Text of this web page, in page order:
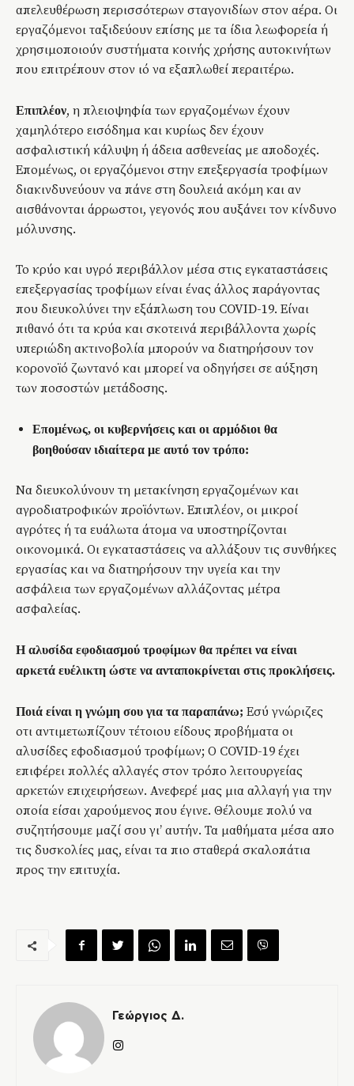
απελευθέρωση περισσότερων σταγονιδίων στον αέρα. Οι
εργαζόμενοι ταξιδεύουν επίσης με τα ίδια λεωφορεία ή
χρησιμοποιούν συστήματα κοινής χρήσης αυτοκινήτων
που επιτρέπουν στον ιό να εξαπλωθεί περαιτέρω.
Επιπλέον, η πλειοψηφία των εργαζομένων έχουν
χαμηλότερο εισόδημα και κυρίως δεν έχουν
ασφαλιστική κάλυψη ή άδεια ασθενείας με αποδοχές.
Επομένως, οι εργαζόμενοι στην επεξεργασία τροφίμων
διακινδυνεύουν να πάνε στη δουλειά ακόμη και αν
αισθάνονται άρρωστοι, γεγονός που αυξάνει τον κίνδυνο
μόλυνσης.
Το κρύο και υγρό περιβάλλον μέσα στις εγκαταστάσεις
επεξεργασίας τροφίμων είναι ένας άλλος παράγοντας
που διευκολύνει την εξάπλωση του COVID-19. Είναι
πιθανό ότι τα κρύα και σκοτεινά περιβάλλοντα χωρίς
υπεριώδη ακτινοβολία μπορούν να διατηρήσουν τον
κορονοϊό ζωντανό και μπορεί να οδηγήσει σε αύξηση
των ποσοστών μετάδοσης.
Επομένως, οι κυβερνήσεις και οι αρμόδιοι θα
βοηθούσαν ιδιαίτερα με αυτό τον τρόπο:
Να διευκολύνουν τη μετακίνηση εργαζομένων και
αγροδιατροφικών προϊόντων. Επιπλέον, οι μικροί
αγρότες ή τα ευάλωτα άτομα να υποστηρίζονται
οικονομικά. Οι εγκαταστάσεις να αλλάξουν τις συνθήκες
εργασίας και να διατηρήσουν την υγεία και την
ασφάλεια των εργαζομένων αλλάζοντας μέτρα
ασφαλείας.
Η αλυσίδα εφοδιασμού τροφίμων θα πρέπει να είναι
αρκετά ευέλικτη ώστε να ανταποκρίνεται στις προκλήσεις.
Ποιά είναι η γνώμη σου για τα παραπάνω; Εσύ γνώριζες
οτι αντιμετωπίζουν τέτοιου είδους προβήματα οι
αλυσίδες εφοδιασμού τροφίμων; Ο COVID-19 έχει
επιφέρει πολλές αλλαγές στον τρόπο λειτουργείας
αρκετών επιχειρήσεων. Ανεφερέ μας μια αλλαγή για την
οποία είσαι χαρούμενος που έγινε. Θέλουμε πολύ να
συζητήσουμε μαζί σου γι’ αυτήν. Τα μαθήματα μέσα απο
τις δυσκολίες μας, είναι τα πιο σταθερά σκαλοπάτια
προς την επιτυχία.
Γεώργιος Δ.